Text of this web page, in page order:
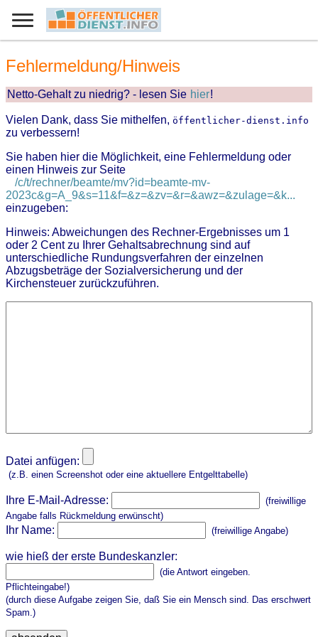
Fehlermeldung/Hinweis
Netto-Gehalt zu niedrig? - lesen Sie hier!
Vielen Dank, dass Sie mithelfen, öffentlicher-dienst.info
zu verbessern!
Sie haben hier die Möglichkeit, eine Fehlermeldung oder
einen Hinweis zur Seite
/c/t/rechner/beamte/mv?id=beamte-mv-
2023c&g=A_9&s=11&f=&z=&zv=&r=&awz=&zulage=&k...
einzugeben:
Hinweis: Abweichungen des Rechner-Ergebnisses um 1
oder 2 Cent zu Ihrer Gehaltsabrechnung sind auf
unterschiedliche Rundungsverfahren der einzelnen
Abzugsbeträge der Sozialversicherung und der
Kirchensteuer zurückzuführen.
Datei anfügen:
(z.B. einen Screenshot oder eine aktuellere Entgelttabelle)
Ihre E-Mail-Adresse:
(freiwillige
Angabe falls Rückmeldung erwünscht)
Ihr Name: (freiwillige Angabe)
wie hieß der erste Bundeskanzler:
(die Antwort eingeben.
Pflichteingabe!)
(durch diese Aufgabe zeigen Sie, daß Sie ein Mensch sind. Das erschwert
Spam.)